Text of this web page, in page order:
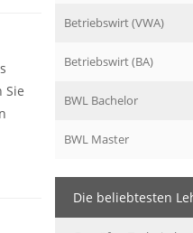
Sie
Betriebswirt (VWA)
Betriebswirt (BA)
BWL Bachelor
BWL Master
Die beliebtesten